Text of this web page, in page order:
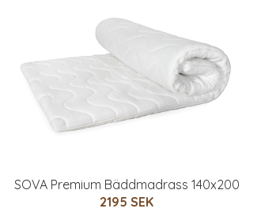
SOVA Premium Bäddmadrass 140x200
2195 SEK